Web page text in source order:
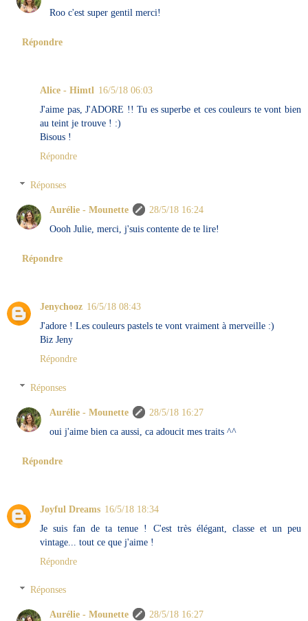
Roo c'est super gentil merci!
Répondre
Alice - Himtl 16/5/18 06:03
J'aime pas, J'ADORE !! Tu es superbe et ces couleurs te vont bien
au teint je trouve ! :)
Bisous !
Répondre
Réponses
Aurélie - Mounette
28/5/18 16:24
Oooh Julie, merci, j'suis contente de te lire!
Répondre
Jenychooz 16/5/18 08:43
J'adore ! Les couleurs pastels te vont vraiment à merveille :)
Biz Jeny
Répondre
Réponses
Aurélie - Mounette
28/5/18 16:27
oui j'aime bien ca aussi, ca adoucit mes traits ^^
Répondre
Joyful Dreams 16/5/18 18:34
Je suis fan de ta tenue ! C'est très élégant, classe et un peu
vintage... tout ce que j'aime !
Répondre
Réponses
Aurélie - Mounette
28/5/18 16:27